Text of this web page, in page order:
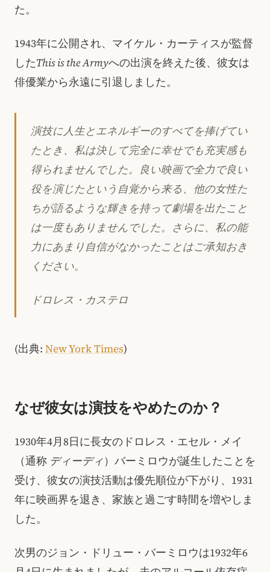
た。
1943年に公開され、マイケル・カーティスが監督
したThis is the Armyへの出演を終えた後、彼女は
俳優業から永遠に引退しました。
演技に人生とエネルギーのすべてを捧げてい
たとき、私は決して完全に幸せでも充実感も
得られませんでした。良い映画で全力で良い
役を演じたという自覚から来る、他の女性た
ちが語るような輝きを持って劇場を出たこと
は一度もありませんでした。さらに、私の能
力にあまり自信がなかったことはご承知おき
ください。
ドロレス・カステロ
(出典: New York Times)
なぜ彼女は演技をやめたのか？
1930年4月8日に長女のドロレス・エセル・メイ
（通称 ディーディ）バーミロウが誕生したことを
受け、彼女の演技活動は優先順位が下がり、1931
年に映画界を退き、家族と過ごす時間を増やしま
した。
次男のジョン・ドリュー・バーミロウは1932年6